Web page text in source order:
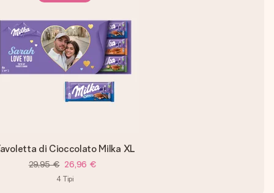
di Cioccolato Milka XL
29,95 € 26,96 €
4 Tipi